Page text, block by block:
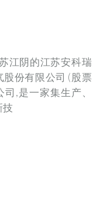
江阴的江苏安科瑞
份有限公司 (股票
,是一家集生产、
技